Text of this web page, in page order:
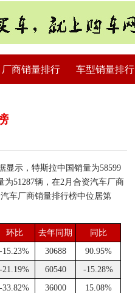
厂商销量排行 车型销量排行
显示，特斯拉中国销量为58599
51287辆，在2月合资汽车厂商
车厂商销量排行榜中位居第
环比 去年同期
同比
-15.23% 30688
90.95%
-21.19% 60540
-15.28%
-33.82% 36000
15.08%